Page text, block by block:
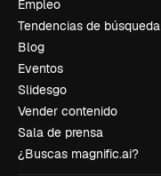
Empleo
Tendencias de búsqueda
Blog
Eventos
Slidesgo
Vender contenido
Sala de prensa
¿Buscas magnific.ai?